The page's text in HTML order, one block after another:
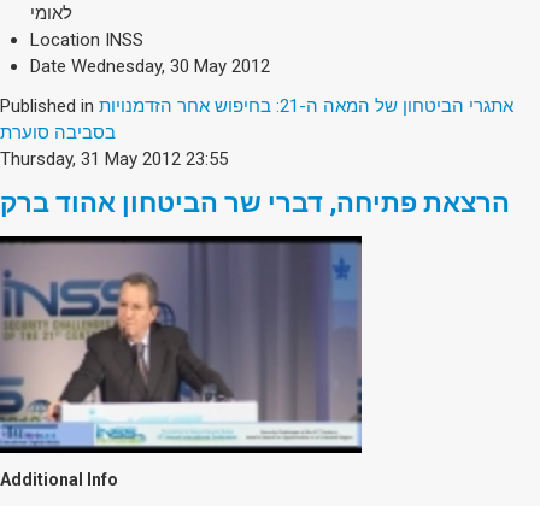
לאומי
Location INSS
Date Wednesday, 30 May 2012
Published in אתגרי הביטחון של המאה ה-21: בחיפוש אחר הזדמנויות
בסביבה סוערת
Thursday, 31 May 2012 23:55
הרצאת פתיחה, דברי שר הביטחון אהוד ברק
Additional Info